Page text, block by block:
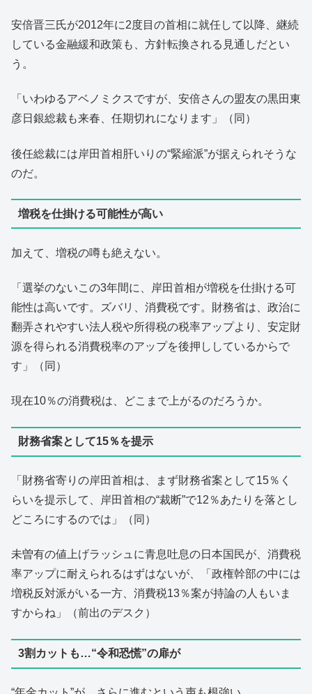
安倍晋三氏が2012年に2度目の首相に就任して以降、継続
している金融緩和政策も、方針転換される見通しだとい
う。
「いわゆるアベノミクスですが、安倍さんの盟友の黒田東
彦日銀総裁も来春、任期切れになります」（同）
後任総裁には岸田首相肝いりの“緊縮派”が据えられそうな
のだ。
増税を仕掛ける可能性が高い
加えて、増税の噂も絶えない。
「選挙のないこの3年間に、岸田首相が増税を仕掛ける可
能性は高いです。ズバリ、消費税です。財務省は、政治に
翻弄されやすい法人税や所得税の税率アップより、安定財
源を得られる消費税率のアップを後押ししているからで
す」（同）
現在10％の消費税は、どこまで上がるのだろうか。
財務省案として15％を提示
「財務省寄りの岸田首相は、まず財務省案として15％く
らいを提示して、岸田首相の“裁断”で12％あたりを落とし
どころにするのでは」（同）
未曽有の値上げラッシュに青息吐息の日本国民が、消費税
率アップに耐えられるはずはないが、「政権幹部の中には
増税反対派がいる一方、消費税13％案が持論の人もいま
すからね」（前出のデスク）
3割カットも…“令和恐慌”の扉が